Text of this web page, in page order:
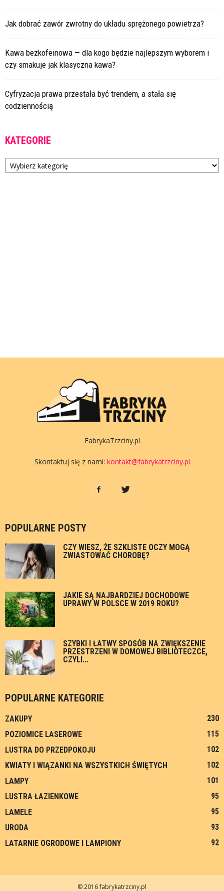
Jak dobrać zawór zwrotny do układu sprężonego powietrza?
Kawa bezkofeinowa — dla kogo będzie najlepszym wyborem i
czy smakuje jak klasyczna kawa?
Cyfryzacja prawa przestała być trendem, a stała się
codziennością
KATEGORIE
Kategorie
FabrykaTrzciny.pl
Skontaktuj się z nami: kontakt@fabrykatrzciny.pl
POPULARNE POSTY
CZY WIESZ, ŻE SZKLISTE OCZY MOGĄ
ZWIASTOWAĆ CHOROBĘ?
JAKIE SĄ NAJBARDZIEJ DOCHODOWE
UPRAWY W POLSCE W 2019 ROKU?
SZYBKI I ŁATWY SPOSÓB NA ZWIĘKSZENIE
PRZESTRZENI W DOMOWEJ BIBLIOTECZCE,
CZYLI...
POPULARNE KATEGORIE
ZAKUPY
230
POZIOMICE LASEROWE
115
LUSTRA DO PRZEDPOKOJU
102
KWIATY I WIĄZANKI NA WSZYSTKICH ŚWIĘTYCH
102
LAMPY
101
LUSTRA ŁAZIENKOWE
95
LAMELE
95
URODA
93
LATARNIE OGRODOWE I LAMPIONY
92
© 2016 fabrykatrzciny.pl